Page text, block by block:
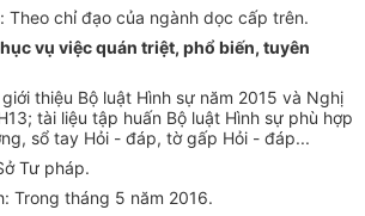
Theo chỉ đạo của ngành dọc cấp trên.
vụ việc quán triệt, phổ biến, tuyên
giới thiệu Bộ luật Hình sự năm 2015 và Nghị
tài liệu tập huấn Bộ luật Hình sự phù hợp
sổ tay Hỏi - đáp, tờ gấp Hỏi - đáp...
Tư pháp.
Trong tháng 5 năm 2016.